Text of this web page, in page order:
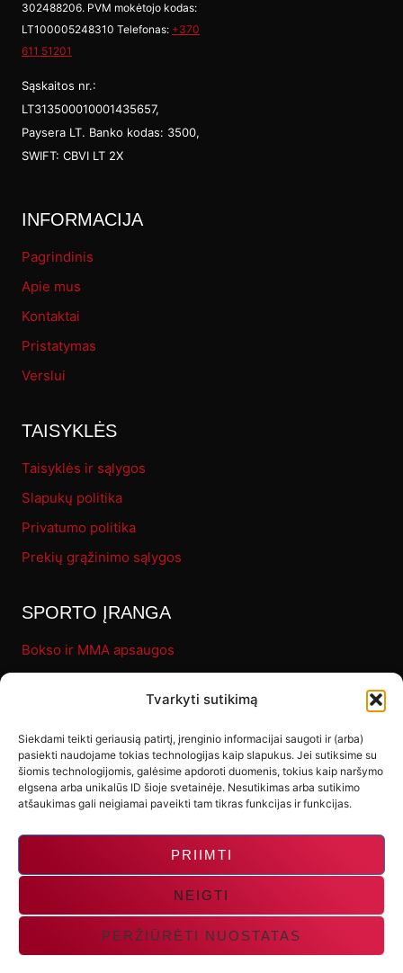
Tvarkyti sutikimą
Siekdami teikti geriausią patirtį, įrenginio informacijai saugoti ir (arba)
pasiekti naudojame tokias technologijas kaip slapukus. Jei sutiksime su
šiomis technologijomis, galėsime apdoroti duomenis, tokius kaip naršymo
elgsena arba unikalūs ID šioje svetainėje. Nesutikimas arba sutikimo
atšaukimas gali neigiamai paveikti tam tikras funkcijas ir funkcijas.
PRIIMTI
NEIGTI
PERŽIŪRĖTI NUOSTATAS
302488206. PVM mokėtojo kodas:
LT100005248310 Telefonas: +370
611 51201
Sąskaitos nr.:
LT313500010001435657,
Paysera LT. Banko kodas: 3500,
SWIFT: CBVI LT 2X
INFORMACIJA
Pagrindinis
Apie mus
Kontaktai
Pristatymas
Verslui
TAISYKLĖS
Taisyklės ir sąlygos
Slapukų politika
Privatumo politika
Prekių grąžinimo sąlygos
SPORTO ĮRANGA
Bokso ir MMA apsaugos
Fitness
Letenos ir makivaros
Kiti produktai